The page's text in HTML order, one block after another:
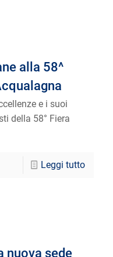
alla 58^
e i suoi
della 58° Fiera
Leggi tutto
nuova sede